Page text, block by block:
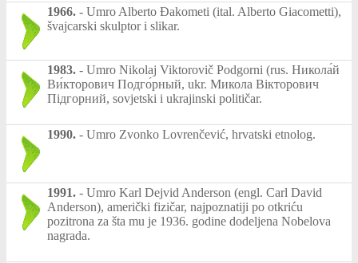
1966. - Umro Alberto Đakometi (ital. Alberto Giacometti),
švajcarski skulptor i slikar.
1983. - Umro Nikolaj Viktorovič Podgorni (rus. Никола́й
Ви́кторович Подго́рный, ukr. Микола Вікторович
Підгорний, sovjetski i ukrajinski političar.
1990. - Umro Zvonko Lovrenčević, hrvatski etnolog.
1991. - Umro Karl Dejvid Anderson (engl. Carl David
Anderson), američki fizičar, najpoznatiji po otkriću
pozitrona za šta mu je 1936. godine dodeljena Nobelova
nagrada.